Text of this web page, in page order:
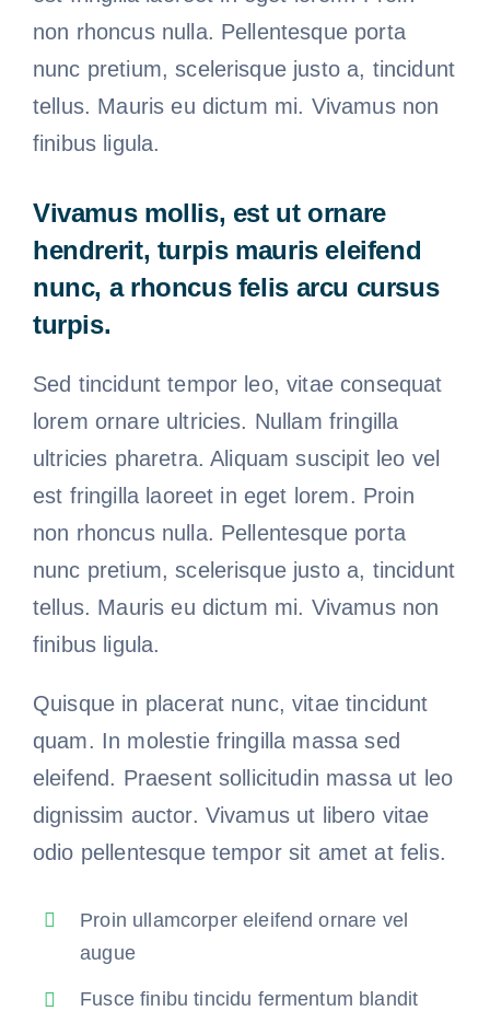
non rhoncus nulla. Pellentesque porta
nunc pretium, scelerisque justo a, tincidunt
tellus. Mauris eu dictum mi. Vivamus non
finibus ligula.
Vivamus mollis, est ut ornare
hendrerit, turpis mauris eleifend
nunc, a rhoncus felis arcu cursus
turpis.
Sed tincidunt tempor leo, vitae consequat
lorem ornare ultricies. Nullam fringilla
ultricies pharetra. Aliquam suscipit leo vel
est fringilla laoreet in eget lorem. Proin
non rhoncus nulla. Pellentesque porta
nunc pretium, scelerisque justo a, tincidunt
tellus. Mauris eu dictum mi. Vivamus non
finibus ligula.
Quisque in placerat nunc, vitae tincidunt
quam. In molestie fringilla massa sed
eleifend. Praesent sollicitudin massa ut leo
dignissim auctor. Vivamus ut libero vitae
odio pellentesque tempor sit amet at felis.
Proin ullamcorper eleifend ornare vel
augue
Fusce finibu tincidu fermentum blandit